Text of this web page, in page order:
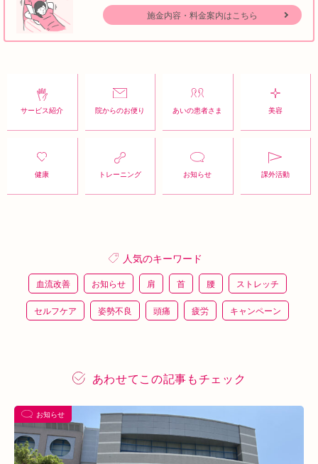
施金内容・料金案内はこちら
サービス紹介 院からのお便り あいの患者さま 美容
健康 トレーニング お知らせ 課外活動
人気のキーワード
血流改善 お知らせ 肩 首 腰 ストレッチ
セルフケア 姿勢不良 頭痛 疲労 キャンペーン
あい通信 筋トレ 骨盤 おすすめグッズ
あいSHOP 膝 矯正 むくみ 睡眠不足
あわせてこの記事もチェック
お知らせ